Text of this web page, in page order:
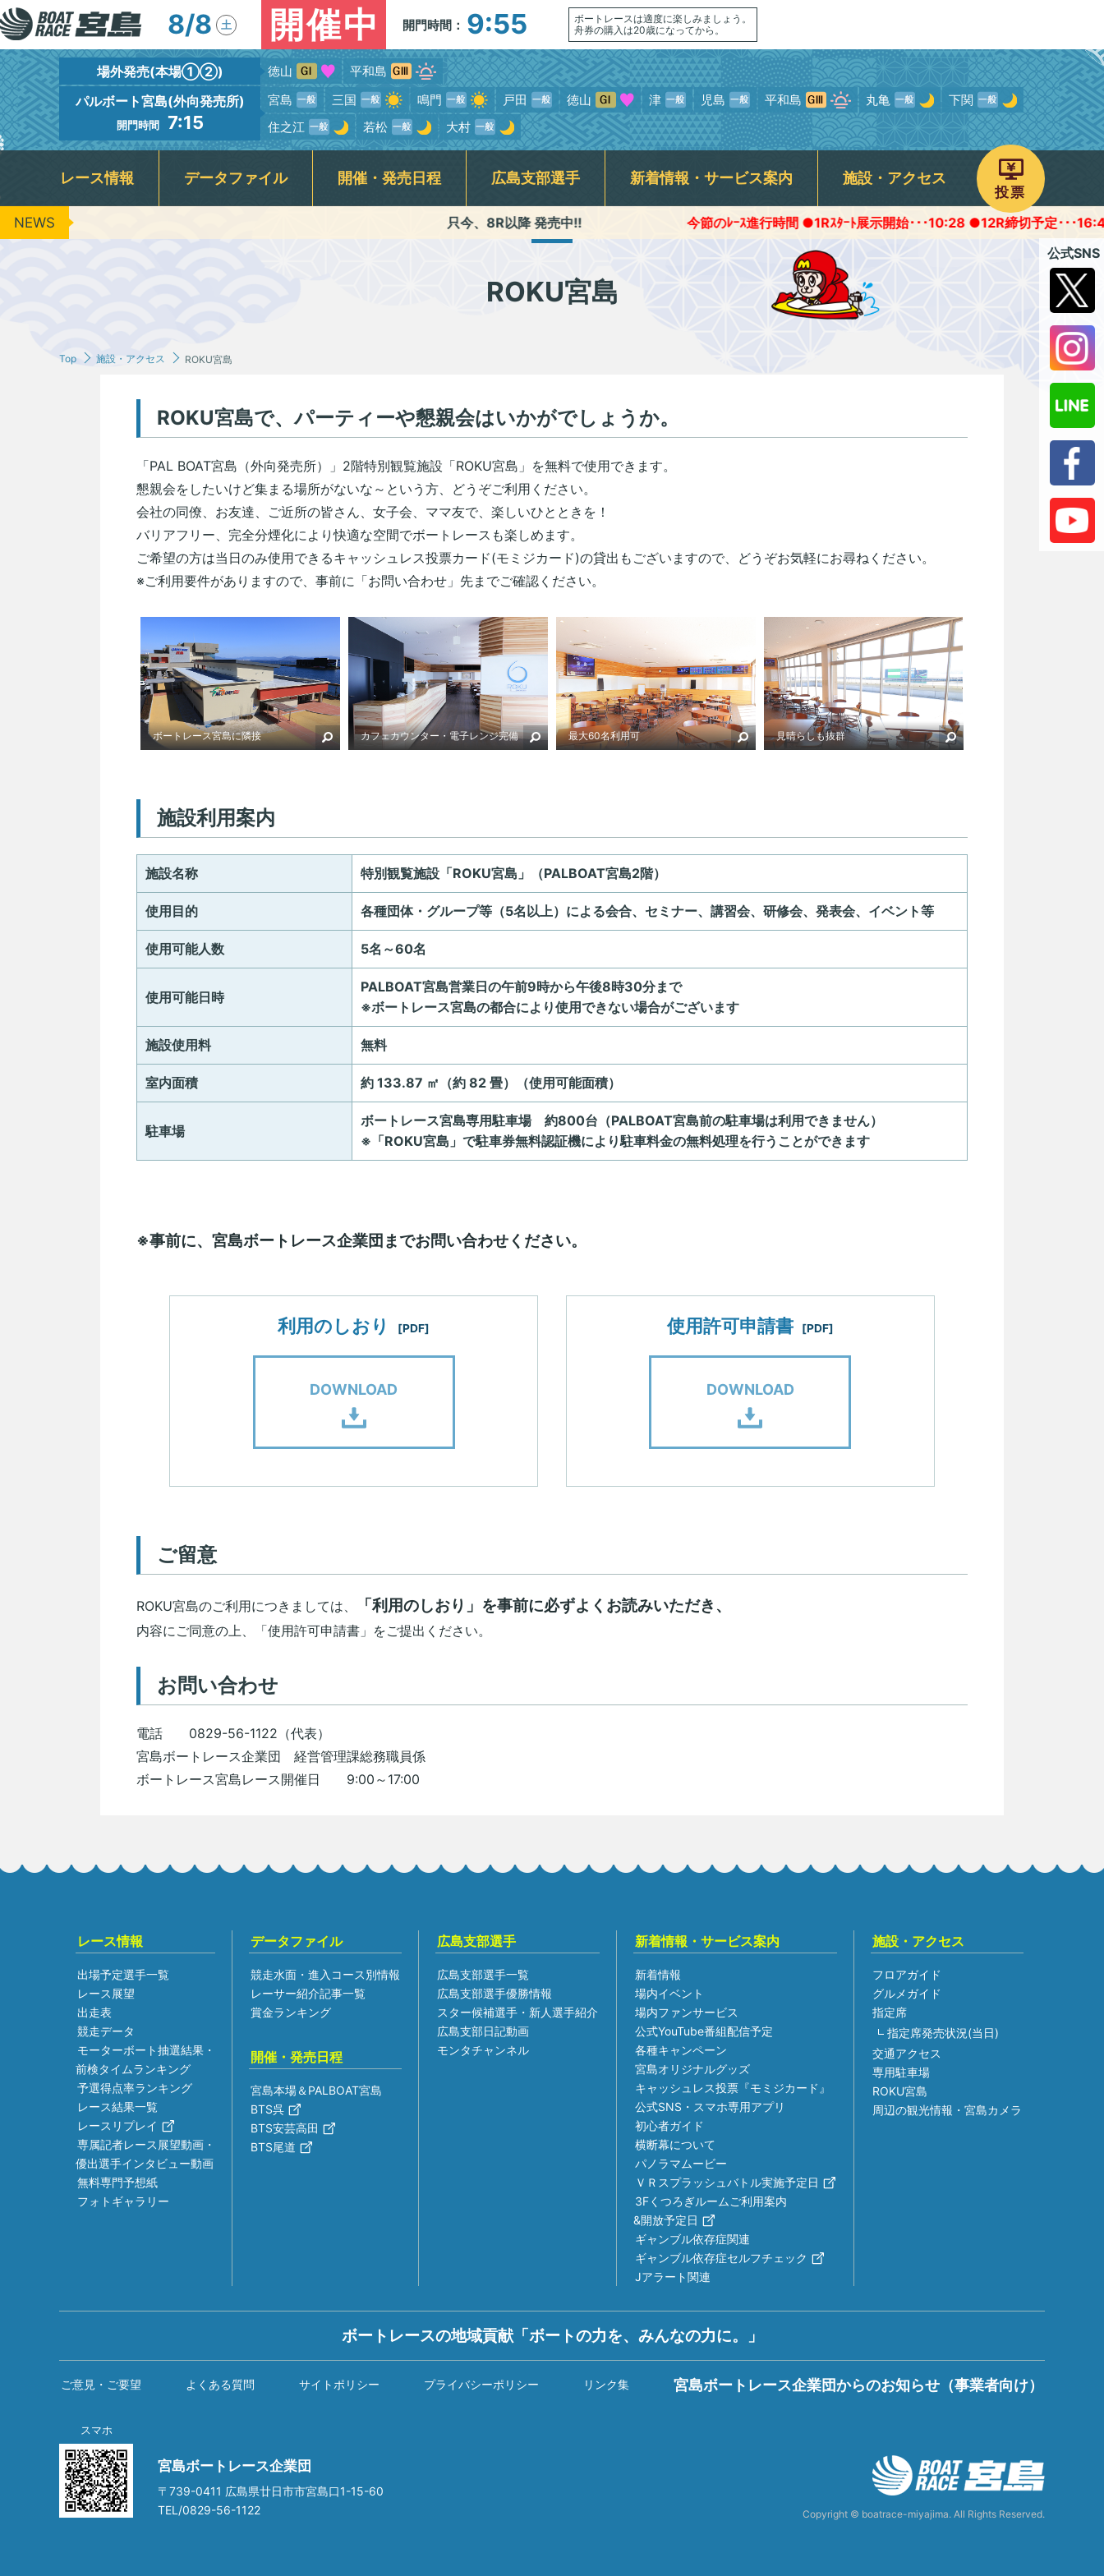
8/8 土 開催中 開門時間： 9:55
ボートレースは適度に楽しみましょう。
舟券の購入は20歳になってから。
場外発売(本場①②) 徳山 平和島
パルボート宮島(外向発売所)
開門時間 7:15
宮島 三国 鳴門 戸田 徳山 津 児島 平和島 丸亀
下関
住之江
若松 大村
レース情報
出場予定選手一覧 レース展望
モーターボート抽選結果・
予選得点率ランキング
専属記者レース展望動画・
優出選手インタビュー動画
無料専門予想紙 フォトギャラリー
データファイル
競走水面・進入コース別情報 賞金ランキング
開催・発売日程
宮島本場＆PALBOAT宮島 BTS尾道
広島支部選手
広島支部選手一覧 広島支部選手優勝情報 スター候補選手・新人選手紹介 広島支部日記動画 モンタチャンネル
新着情報・サービス案内
新着情報 場内イベント 公式YouTube番組配信予定 各種キャンペーン
宮島オリジナルグッズ
横断幕について
パノラマムービー
3Fくつろぎルームご利用案内&開放予定日
ギャンブル依存症関連
施設・アクセス
フロアガイド グルメガイド 指定席発売状況(当日) 交通アクセス 専用駐車場
ROKU宮島
投票
NEWS
只今、8R以降 発売中!! 今節のﾚｰｽ進行時間 ●1Rｽﾀｰﾄ展示開始･･･10:28 ●12R締切予定･･･16:45頃
ROKU宮島
Top 施設・アクセス ROKU宮島
ROKU宮島で、パーティーや懇親会はいかがでしょうか。
「PAL BOAT宮島（外向発売所）」2階特別観覧施設「ROKU宮島」を無料で使用できます。
懇親会をしたいけど集まる場所がないな～という方、どうぞご利用ください。
会社の同僚、お友達、ご近所の皆さん、女子会、ママ友で、楽しいひとときを！
バリアフリー、完全分煙化により快適な空間でボートレースも楽しめます。
ご希望の方は当日のみ使用できるキャッシュレス投票カード(モミジカード)の貸出もございますので、どうぞお気軽にお尋ねください。
※ご利用要件がありますので、事前に「お問い合わせ」先までご確認ください。
ボートレース宮島に隣接 カフェカウンター・電子レンジ完備 最大60名利用可 見晴らしも抜群
施設利用案内
施設名称 特別観覧施設「ROKU宮島」（PALBOAT宮島2階）
使用目的 各種団体・グループ等（5名以上）による会合、セミナー、講習会、研修会、発表会、イベント等
使用可能人数 5名～60名
使用可能日時
PALBOAT宮島営業日の午前9時から午後8時30分まで
※ボートレース宮島の都合により使用できない場合がございます
施設使用料 無料
室内面積 約 133.87 ㎡（約 82 畳）（使用可能面積）
駐車場
ボートレース宮島専用駐車場 約800台（PALBOAT宮島前の駐車場は利用できません）
※「ROKU宮島」で駐車券無料認証機により駐車料金の無料処理を行うことができます
※事前に、宮島ボートレース企業団までお問い合わせください。
利用のしおり [PDF]
DOWNLOAD
使用許可申請書 [PDF]
DOWNLOAD
ご留意
ROKU宮島のご利用につきましては、 「利用のしおり」を事前に必ずよくお読みいただき、
内容にご同意の上、「使用許可申請書」をご提出ください。
お問い合わせ
電話 0829-56-1122（代表）
宮島ボートレース企業団 経営管理課総務職員係
ボートレース宮島レース開催日 9:00～17:00
公式SNS
レース情報
出場予定選手一覧
レース展望
出走表
競走データ
モーターボート抽選結果・
前検タイムランキング
予選得点率ランキング
レース結果一覧
レースリプレイ
専属記者レース展望動画・
優出選手インタビュー動画
無料専門予想紙
フォトギャラリー
データファイル
競走水面・進入コース別情報
レーサー紹介記事一覧
賞金ランキング
開催・発売日程
宮島本場＆PALBOAT宮島
BTS呉
BTS安芸高田
BTS尾道
広島支部選手
広島支部選手一覧
広島支部選手優勝情報
スター候補選手・新人選手紹介
広島支部日記動画
モンタチャンネル
新着情報・サービス案内
新着情報
場内イベント
場内ファンサービス
公式YouTube番組配信予定
各種キャンペーン
宮島オリジナルグッズ
キャッシュレス投票『モミジカード』
公式SNS・スマホ専用アプリ
初心者ガイド
横断幕について
パノラマムービー
ＶＲスプラッシュバトル実施予定日
3Fくつろぎルームご利用案内
&開放予定日
ギャンブル依存症関連
ギャンブル依存症セルフチェック
Jアラート関連
施設・アクセス
フロアガイド
グルメガイド
指定席
指定席発売状況(当日)
交通アクセス
専用駐車場
ROKU宮島
周辺の観光情報・宮島カメラ
ボートレースの地域貢献「ボートの力を、みんなの力に。」
ご意見・ご要望 よくある質問 サイトポリシー プライバシーポリシー リンク集 宮島ボートレース企業団からのお知らせ（事業者向け）
スマホ
宮島ボートレース企業団
〒739-0411 広島県廿日市市宮島口1-15-60
TEL/0829-56-1122
Copyright © boatrace-miyajima. All Rights Reserved.